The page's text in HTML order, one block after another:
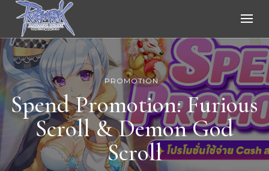
Ragnarok Online
PROMOTION
Spend Promotion: Furious
Scroll & Demon God
Scroll